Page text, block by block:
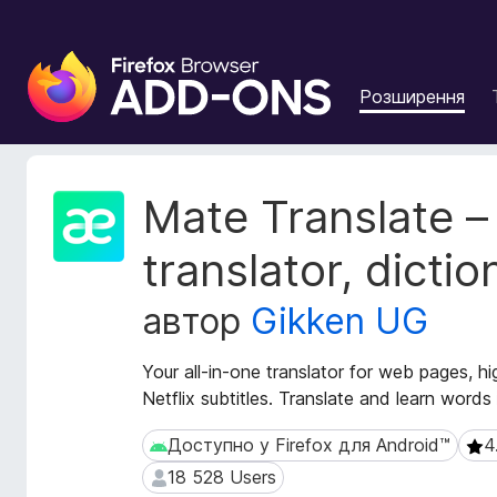
Д
о
д
а
Розширення
Mate Translate –
translator,
автор Gikken UG
Your all-in-one translator for web pages,
Netflix subtitles. Translate and learn words
Доступно у Firefox для Android™
Доступно у Firefox для Android™ 4.3
18 528 Users
18 528 Users
М
е